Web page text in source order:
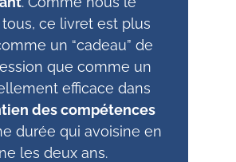
ce livret est plus
un “cadeau” de
que comme un
efficace dans
des compétences
durée qui avoisine en
les deux ans.